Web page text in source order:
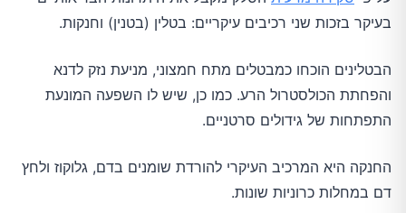
בעיקר בזכות שני רכיבים עיקריים: בטלין (בטנין) וחנקות.
הבטלינים הוכחו כמבטלים מתח חמצוני, מניעת נזק לדנא
והפחתת הכולסטרול הרע. כמו כן, שיש לו השפעה המונעת
התפתחות של גידולים סרטניים.
החנקה היא המרכיב העיקרי להורדת שומנים בדם, גלוקוז ולחץ
דם במחלות כרוניות שונות.